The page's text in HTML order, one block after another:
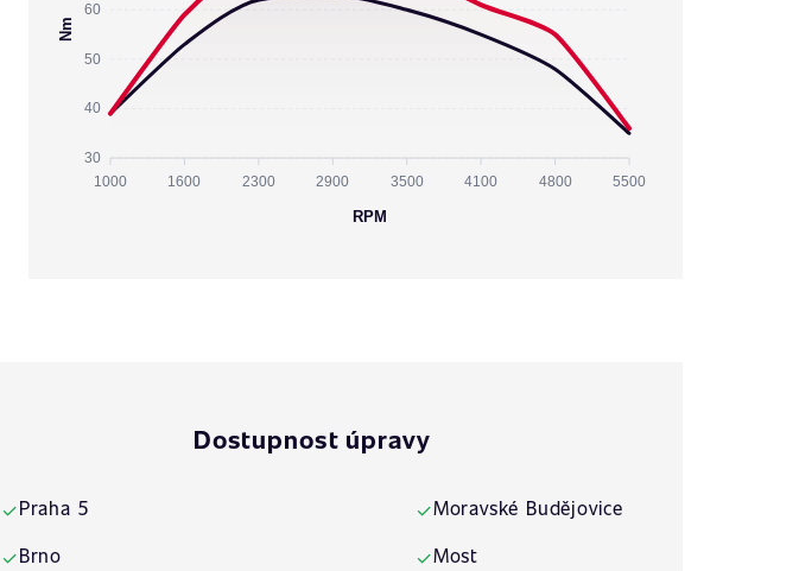
60
50
40
30
Nm
1000 1600 2300 2900 3500 4100 4800 5500
RPM
Dostupnost úpravy
✓Praha 5
✓Brno
✓Moravské Budějovice
✓Most